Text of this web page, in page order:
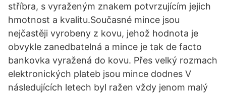
stříbra, s vyraženým znakem potvrzujícím jejich
hmotnost a kvalitu.Současné mince jsou
nejčastěji vyrobeny z kovu, jehož hodnota je
obvykle zanedbatelná a mince je tak de facto
bankovka vyražená do kovu. Přes velký rozmach
elektronických plateb jsou mince dodnes V
následujících letech byl ražen vždy jenom malý